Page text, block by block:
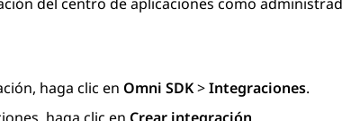
haga clic en Omni SDK>Integraciones.